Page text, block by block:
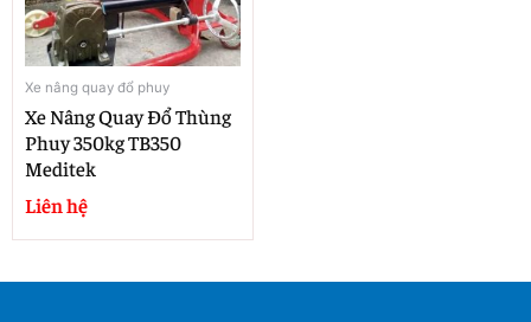
Xe nâng quay đổ phuy
Xe Nâng Quay Đổ Thùng
Phuy 350kg TB350
Meditek
Liên hệ